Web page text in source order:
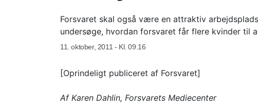
Forsvaret skal også være en attraktiv
undersøge, hvordan forsvaret får flere kvinder til
11. oktober, 2011 - Kl. 09.16
[Oprindeligt publiceret af Forsvaret]
Af Karen Dahlin, Forsvarets Mediecenter